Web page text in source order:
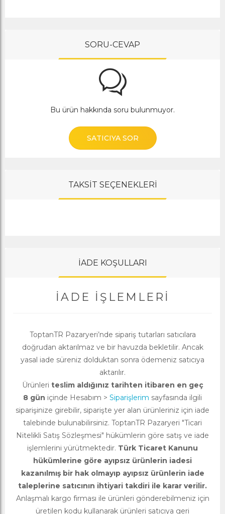
SORU-CEVAP
Bu ürün hakkında soru bulunmuyor.
SATICIYA SOR
TAKSİT SEÇENEKLERİ
İADE KOŞULLARI
İADE İŞLEMLERI
ToptanTR Pazaryeri’nde sipariş tutarları satıcılara
doğrudan aktarılmaz ve bir havuzda bekletilir. Ancak
yasal iade süreniz dolduktan sonra ödemeniz satıcıya
aktarılır.
Ürünleri teslim aldığınız tarihten itibaren en geç
8 gün içinde Hesabım > Siparişlerim sayfasında ilgili
siparişinize girebilir, siparişte yer alan ürünleriniz için iade
talebinde bulunabilirsiniz. ToptanTR Pazaryeri "Ticari
Nitelikli Satış Sözleşmesi" hükümlerin göre satış ve iade
işlemlerini yürütmektedir. Türk Ticaret Kanunu
hükümlerine göre ayıpsız ürünlerin iadesi
kazanılmış bir hak olmayıp ayıpsız ürünlerin iade
taleplerine satıcının ihtiyari takdiri ile karar verilir.
Anlaşmalı kargo firması ile ürünleri gönderebilmeniz için
üretilen kodu kullanarak ürünleri satıcıya geri